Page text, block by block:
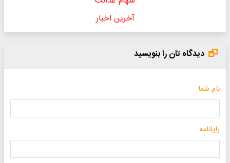
آخرین اخبار
دیدگاه تان را بنویسید
نام شما
رایانامه